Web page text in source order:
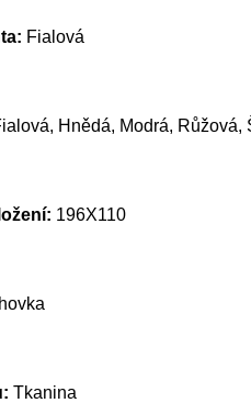
Fialová
Hnědá, Modrá, Růžová,
196X110
Tkanina